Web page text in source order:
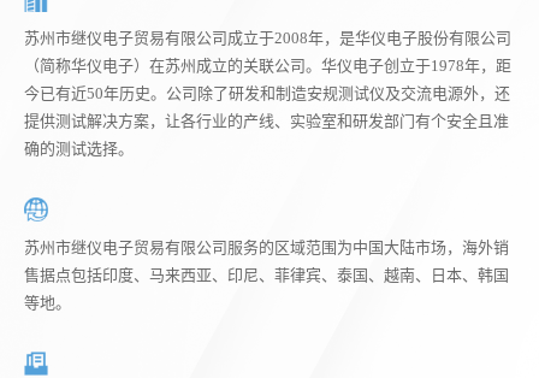
苏州市继仪电子贸易有限公司成立于2008年，是华仪电子股份有限公司
（简称华仪电子）在苏州成立的关联公司。华仪电子创立于1978年，距
今已有近50年历史。公司除了研发和制造安规测试仪及交流电源外，还
提供测试解决方案，让各行业的产线、实验室和研发部门有个安全且准
确的测试选择。
苏州市继仪电子贸易有限公司服务的区域范围为中国大陆市场，海外销
售据点包括印度、马来西亚、印尼、菲律宾、泰国、越南、日本、韩国
等地。